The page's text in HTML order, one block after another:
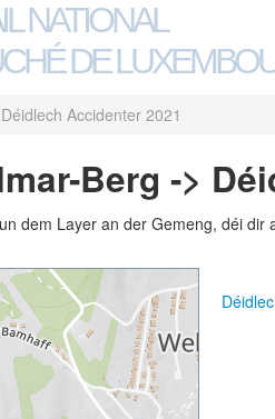
NATIONAL
DE
Déidlech Accidenter 2021
Berg ->
dem Layer an der Gemeng, déi